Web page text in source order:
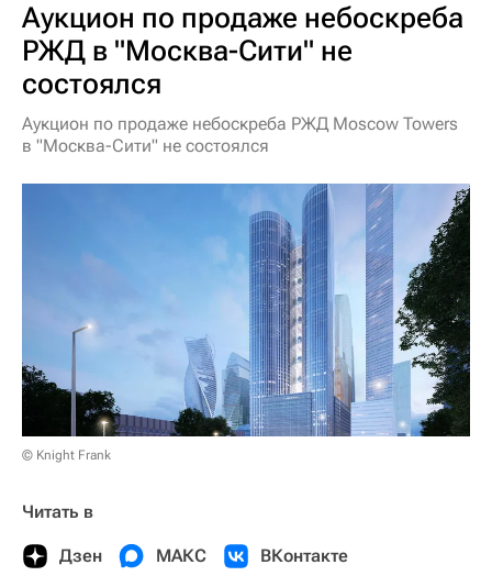
Аукцион по продаже небоскреба
РЖД в "Москва-Сити" не
состоялся
Аукцион по продаже небоскреба РЖД Moscow Towers
в "Москва-Сити" не состоялся
© Knight Frank
Читать в
Дзен МАКС ВКонтакте